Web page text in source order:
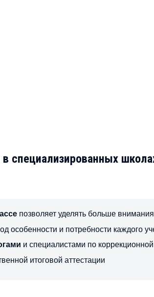
специализированных
позволяет уделять больше
особенности и потребности каждого
и специалистами по коррекционной
итоговой аттестации